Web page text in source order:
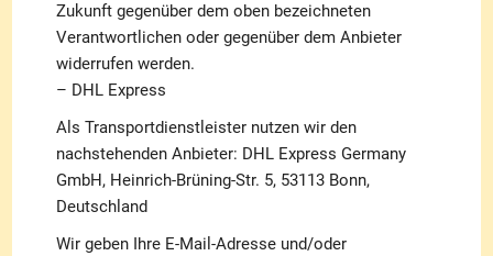
Zukunft gegenüber dem oben bezeichneten
Verantwortlichen oder gegenüber dem Anbieter
widerrufen werden.
– DHL Express
Als Transportdienstleister nutzen wir den
nachstehenden Anbieter: DHL Express Germany
GmbH, Heinrich-Brüning-Str. 5, 53113 Bonn,
Deutschland
Wir geben Ihre E-Mail-Adresse und/oder